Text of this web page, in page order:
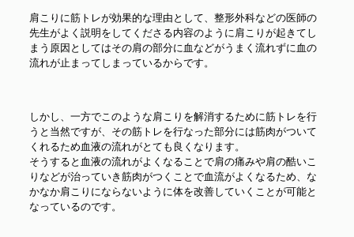
肩こりに筋トレが効果的な理由として、整形外科などの医師の
先生がよく説明をしてくださる内容のように肩こりが起きてし
まう原因としてはその肩の部分に血などがうまく流れずに血の
流れが止まってしまっているからです。
しかし、一方でこのような肩こりを解消するために筋トレを行
うと当然ですが、その筋トレを行なった部分には筋肉がついて
くれるため血液の流れがとても良くなります。
そうすると血液の流れがよくなることで肩の痛みや肩の酷いこ
りなどが治っていき筋肉がつくことで血流がよくなるため、な
かなか肩こりにならないように体を改善していくことが可能と
なっているのです。